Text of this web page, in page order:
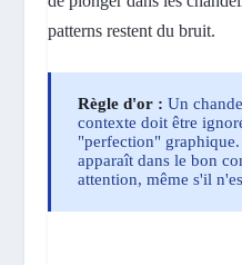
patterns restent du bruit.
Règle d'or : Un
contexte doit être
"perfection"
apparaît dans le bon
attention, même s'il